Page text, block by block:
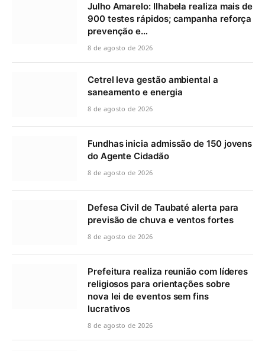
Julho Amarelo: Ilhabela realiza mais de
900 testes rápidos; campanha reforça
prevenção e…
8 de agosto de 2026
Cetrel leva gestão ambiental a
saneamento e energia
8 de agosto de 2026
Fundhas inicia admissão de 150 jovens
do Agente Cidadão
8 de agosto de 2026
Defesa Civil de Taubaté alerta para
previsão de chuva e ventos fortes
8 de agosto de 2026
Prefeitura realiza reunião com líderes
religiosos para orientações sobre
nova lei de eventos sem fins
lucrativos
8 de agosto de 2026